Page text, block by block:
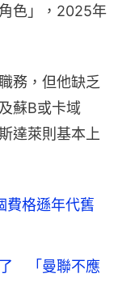
色」，2025年
務，但他缺乏
蘇B或卡域
達萊則基本上
格遜年代舊
了 「曼聯不應